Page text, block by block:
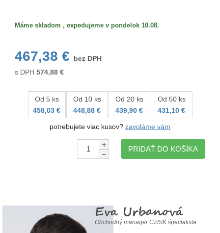
Máme skladom , expedujeme v pondelok 10.08.
467,38 €
bez DPH
s DPH 574,88 €
Od 5 ks
458,03 €
Od 10 ks
448,88 €
Od 20 ks
439,90 €
Od 50 ks
431,10 €
potrebujete viac kusov? zavoláme vám
Množstvo:
PRIDAŤ DO KOŠÍKA
Eva Urbanová
Obchodný manager CZ/SK špecialista